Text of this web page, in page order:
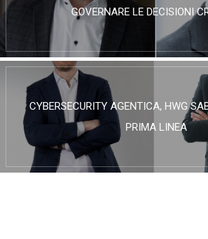
GOVERNARE LE DECISIONI
CYBERSECURITY AGENTICA, HWG
PRIMA LINEA